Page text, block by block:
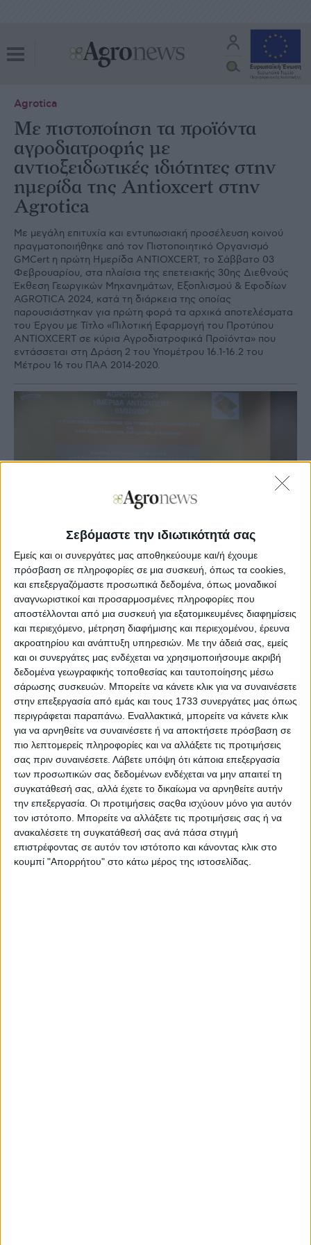
Σεβόμαστε την ιδιωτικότητά σας
Εμείς και οι συνεργάτες μας αποθηκεύουμε και/ή έχουμε
πρόσβαση σε πληροφορίες σε μια συσκευή, όπως τα cookies,
και επεξεργαζόμαστε προσωπικά δεδομένα, όπως μοναδικοί
αναγνωριστικοί και προσαρμοσμένες πληροφορίες που
αποστέλλονται από μια συσκευή για εξατομικευμένες διαφημίσεις
και περιεχόμενο, μέτρηση διαφήμισης και περιεχομένου, έρευνα
ακροατηρίου και ανάπτυξη υπηρεσιών. Με την άδειά σας, εμείς
και οι συνεργάτες μας ενδέχεται να χρησιμοποιήσουμε ακριβή
δεδομένα γεωγραφικής τοποθεσίας και ταυτοποίησης μέσω
σάρωσης συσκευών. Μπορείτε να κάνετε κλικ για να συναινέσετε
στην επεξεργασία από εμάς και τους 1733 συνεργάτες μας όπως
περιγράφεται παραπάνω. Εναλλακτικά, μπορείτε να κάνετε κλικ
για να αρνηθείτε να συναινέσετε ή να αποκτήσετε πρόσβαση σε
πιο λεπτομερείς πληροφορίες και να αλλάξετε τις προτιμήσεις
σας πριν συναινέσετε. Λάβετε υπόψη ότι κάποια επεξεργασία
των προσωπικών σας δεδομένων ενδέχεται να μην απαιτεί τη
συγκατάθεσή σας, αλλά έχετε το δικαίωμα να αρνηθείτε αυτήν
την επεξεργασία. Οι προτιμήσεις σαςθα ισχύουν μόνο για αυτόν
τον ιστότοπο. Μπορείτε να αλλάξετε τις προτιμήσεις σας ή να
ανακαλέσετε τη συγκατάθεσή σας ανά πάσα στιγμή
επιστρέφοντας σε αυτόν τον ιστότοπο και κάνοντας κλικ στο
κουμπί "Απορρήτου" στο κάτω μέρος της ιστοσελίδας.
Agrotica
Με πιστοποίηση τα προϊόντα
αγροδιατροφής με
αντιοξειδωτικές ιδιότητες στην
ημερίδα της Antioxcert στην
Agrotica
Με μεγάλη επιτυχία και εντυπωσιακή προσέλευση κοινού
πραγματοποιήθηκε από τον Πιστοποιητικό Οργανισμό
GMCert η πρώτη Ημερίδα ANTIOXCERT, το Σάββατο 03
Φεβρουαρίου, στα πλαίσια της επετειακής 30ης Διεθνούς
Έκθεση Γεωργικών Μηχανημάτων, Εξοπλισμού & Εφοδίων
AGROTICA 2024, κατά τη διάρκεια της οποίας
παρουσιάστηκαν για πρώτη φορά τα αρχικά αποτελέσματα
του Έργου με Τίτλο «Πιλοτική Εφαρμογή του Προτύπου
ANTIOXCERT σε κύρια Αγροδιατροφικά Προϊόντα» που
εντάσσεται στη Δράση 2 του Υπομέτρου 16.1-16.2 του
Μέτρου 16 του ΠΑΑ 2014-2020.
Agronews
07/02/2024, 15:04 μμ
5 0
Αναλυτικότερα, η Ημερίδα ξεκίνησε με την ανάλυση της
Μεσογειακής Διατροφής και Περιβάλλοντος από τον κ.
Μάττα Κωνσταντίνο (Ομότιμος Καθηγητής Α.Π.Θ.) και
συνέχισε με την ομιλία του κ. Κυριτσάκη Απόστολου
(Ομότιμος Καθηγητής ΔΙ.ΠΑ.Ε. και Πρόεδρος του
Παρατηρητηρίου Οξειδωτικού Στρες για την Υγεία και τα
Αγροτικά Προϊόντα) με αναφορά στον ρόλο των
αντιοξειδωτικών των τροφίμων στο Οξειδωτικό Στρες και
στην υγεία γενικότερα με συγκεκριμένο παράδειγμα το
Ελαιόλαδο. Στη συνέχεια και κατόπιν παρουσίασης του
Προτύπου Πιστοποίησης αντιοξειδωτικής δύναμης και του
Επιχειρησιακού Σχεδίου ANTIOXCERT από τον Συντονιστή
του Έργου κ. Παριανό Αλέξανδρο (GMcert),
πραγματοποιήθηκε παρουσίαση των αποτελεσμάτων